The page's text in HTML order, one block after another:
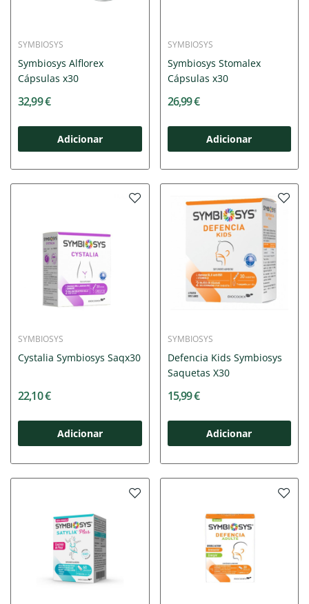
SYMBIOSYS
Symbiosys Alflorex
Cápsulas x30
32,99 €
Adicionar
SYMBIOSYS
Symbiosys Stomalex
Cápsulas x30
26,99 €
Adicionar
SYMBIOSYS
Cystalia Symbiosys Saqx30
22,10 €
Adicionar
SYMBIOSYS
Defencia Kids Symbiosys
Saquetas X30
15,99 €
Adicionar